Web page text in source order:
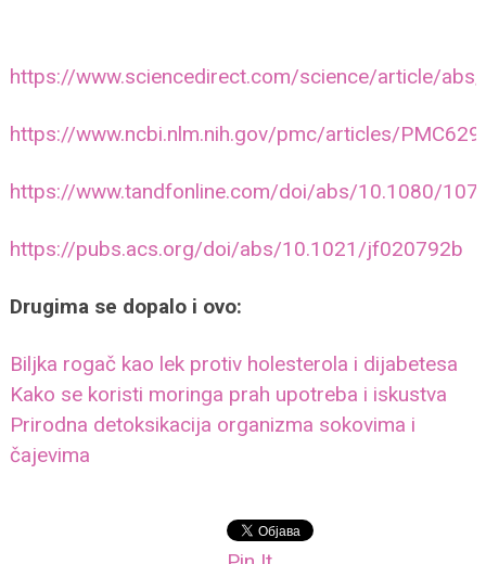
https://www.sciencedirect.com/science/article/
https://www.ncbi.nlm.nih.gov/pmc/articles/
https://www.tandfonline.com/doi/abs/10.1080/
https://pubs.acs.org/doi/abs/10.1021/jf020792b
Drugima se dopalo i ovo:
Biljka rogač kao lek protiv holesterola i dijabetesa
Kako se koristi moringa prah upotreba i iskustva
Prirodna detoksikacija organizma sokovima i
čajevima